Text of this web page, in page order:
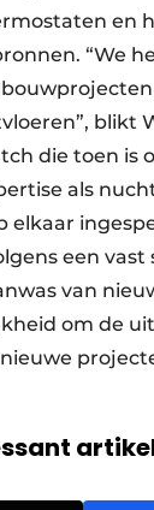
en
“We
blikt
die toen is
als
elkaar
een
van
om de